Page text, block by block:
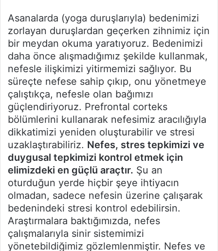
Asanalarda (yoga duruşlarıyla) bedenimizi
zorlayan duruşlardan geçerken zihnimiz için
bir meydan okuma yaratıyoruz. Bedenimizi
daha önce alışmadığımız şekilde kullanmak,
nefesle ilişkimizi yitirmemizi sağlıyor. Bu
süreçte nefese sahip çıkıp, onu yönetmeye
çalıştıkça, nefesle olan bağımızı
güçlendiriyoruz. Prefrontal corteks
bölümlerini kullanarak nefesimiz aracılığıyla
dikkatimizi yeniden oluşturabilir ve stresi
uzaklaştırabiliriz. Nefes, stres tepkimizi ve
duygusal tepkimizi kontrol etmek için
elimizdeki en güçlü araçtır. Şu an
oturduğun yerde hiçbir şeye ihtiyacın
olmadan, sadece nefesin üzerine çalışarak
bedenindeki stresi kontrol edebilirsin.
Araştırmalara baktığımızda, nefes
çalışmalarıyla sinir sistemimizi
yönetebildiğimiz gözlemlenmiştir. Nefes ve